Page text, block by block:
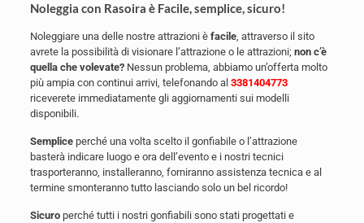
Noleggia con Rasoira è Facile, semplice, sicuro!
Noleggiare una delle nostre attrazioni è facile, attraverso il sito
avrete la possibilità di visionare l’attrazione o le attrazioni; non c’è
quella che volevate?Nessun problema, abbiamo un’offerta molto
più ampia con continui arrivi, telefonando al 3381404773
riceverete immediatamente gli aggiornamenti sui modelli
disponibili.
Sempliceperché una volta scelto il gonfiabile o l’attrazione
basterà indicare luogo e ora dell’evento e i nostri tecnici
trasporteranno, installeranno, forniranno assistenza tecnica e al
termine smonteranno tutto lasciando solo un bel ricordo!
Sicuroperché tutti i nostri gonfiabili sono stati progettati e